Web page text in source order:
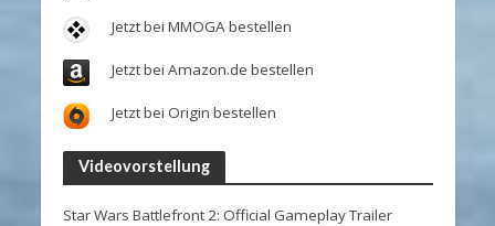
Jetzt bei MMOGA bestellen
Jetzt bei Amazon.de bestellen
Jetzt bei Origin bestellen
Videovorstellung
Star Wars Battlefront 2: Official Gameplay Trailer